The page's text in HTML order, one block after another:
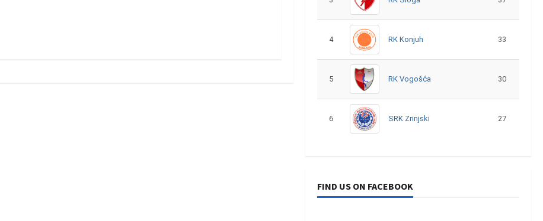
4 RK Konjuh 33
5 RK Vogošća 30
6 SRK Zrinjski 27
FIND US ON FACEBOOK